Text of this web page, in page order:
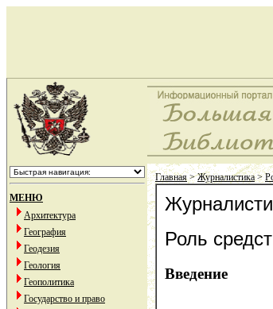
МЕНЮ
Архитектура
География
Геодезия
Геология
Геополитика
Государство и право
Главная>Журналистика>
Роль
Введение